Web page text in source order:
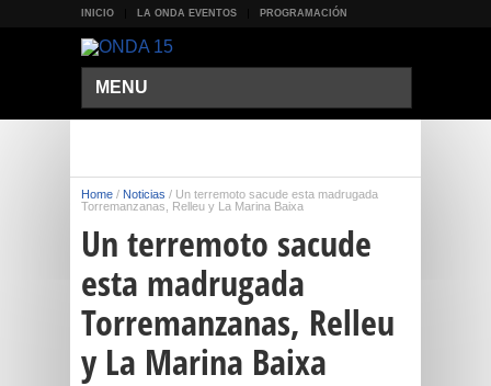
INICIO LA ONDA EVENTOS PROGRAMACIÓN
MENU
Home / Noticias / Un terremoto sacude esta madrugada
Torremanzanas, Relleu y La Marina Baixa
Un terremoto sacude
esta madrugada
Torremanzanas, Relleu
y La Marina Baixa